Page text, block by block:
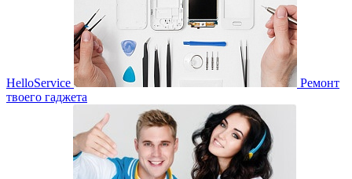
HelloService
Ремонт
твоего гаджета